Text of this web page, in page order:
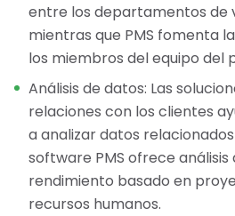
entre los departamentos de
mientras que PMS fomenta
los miembros del equipo del
Análisis de datos: Las
relaciones con los clientes
a analizar datos
software PMS ofrece análisis
rendimiento basado en
recursos humanos.